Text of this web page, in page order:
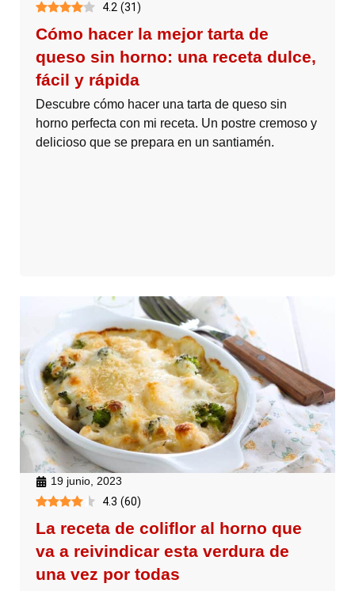
4.2 (31)
Cómo hacer la mejor tarta de
queso sin horno: una receta dulce,
fácil y rápida
Descubre cómo hacer una tarta de queso sin
horno perfecta con mi receta. Un postre cremoso y
delicioso que se prepara en un santiamén.
19 junio, 2023
4.3 (60)
La receta de coliflor al horno que
va a reivindicar esta verdura de
una vez por todas